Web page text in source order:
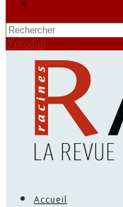
0 produit
Accueil